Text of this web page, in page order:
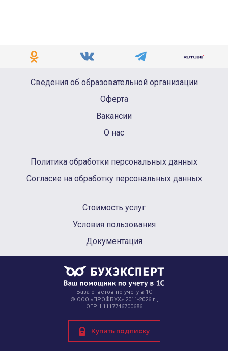
Сведения об образовательной организации
Оферта
Вакансии
О нас
Политика обработки персональных данных
Согласие на обработку персональных данных
Стоимость услуг
Условия пользования
Документация
База ответов по учёту в 1С
© ООО «ПРОФБУХ» 2011-2026 г.,
ОГРН 1117746700686
Купить подписку